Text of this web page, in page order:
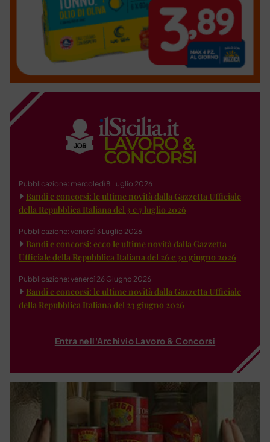
Pubblicazione: mercoledì 8 Luglio 2026
Bandi e concorsi: le ultime novità dalla Gazzetta Ufficiale
della Repubblica Italiana del 3 e 7 luglio 2026
Pubblicazione: venerdì 3 Luglio 2026
Bandi e concorsi: ecco le ultime novità dalla Gazzetta
Ufficiale della Repubblica Italiana del 26 e 30 giugno 2026
Pubblicazione: venerdì 26 Giugno 2026
Bandi e concorsi: le ultime novità dalla Gazzetta Ufficiale
della Repubblica Italiana del 23 giugno 2026
Entra nell'Archivio Lavoro & Concorsi